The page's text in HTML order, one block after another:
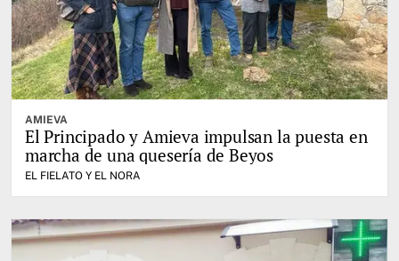
AMIEVA
El Principado y Amieva impulsan la puesta en
marcha de una quesería de Beyos
EL FIELATO Y EL NORA